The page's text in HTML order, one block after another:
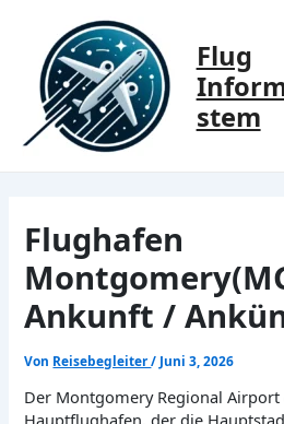
springen
Flug
stem
Flughafen
Ankunft /
Von Reisebegleiter/ Juni 3, 2026
Der Montgomery Regional Airport